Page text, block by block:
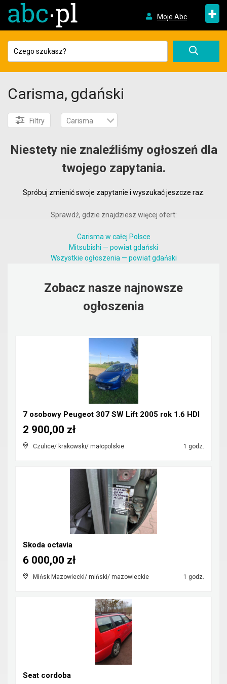
Moje Abc +
Carisma, gdański
Filtry Carisma
Niestety nie znaleźliśmy ogłoszeń dla
twojego zapytania.
Spróbuj zmienić swoje zapytanie i wyszukać jeszcze raz.
Sprawdź, gdzie znajdziesz więcej ofert:
Carisma w całej Polsce
Mitsubishi — powiat gdański
Wszystkie ogłoszenia — powiat gdański
Zobacz nasze najnowsze
ogłoszenia
7 osobowy Peugeot 307 SW Lift 2005 rok 1.6 HDI
Czulice/ krakowski/ małopolskie 1 godz.
2 900,00 zł
Skoda octavia
Mińsk Mazowiecki/ miński/ mazowieckie 1 godz.
6 000,00 zł
Seat cordoba